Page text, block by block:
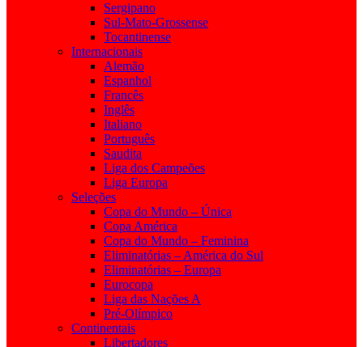
Sergipano
Sul-Mato-Grossense
Tocantinense
Internacionais
Alemão
Espanhol
Francês
Inglês
Italiano
Português
Saudita
Liga dos Campeões
Liga Europa
Seleções
Copa do Mundo – Única
Copa América
Copa do Mundo – Feminina
Eliminatórias – América do Sul
Eliminatórias – Europa
Eurocopa
Liga das Nações A
Pré-Olímpico
Continentais
Libertadores